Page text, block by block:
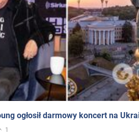
ogłosił darmowy koncert na
1